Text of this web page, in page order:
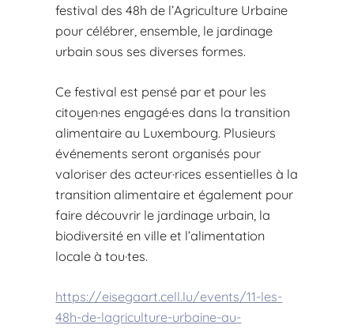
festival des 48h de l’Agriculture Urbaine
pour célébrer, ensemble, le jardinage
urbain sous ses diverses formes.
Ce festival est pensé par et pour les
citoyen·nes engagé·es dans la transition
alimentaire au Luxembourg. Plusieurs
événements seront organisés pour
valoriser des acteur·rices essentielles à la
transition alimentaire et également pour
faire découvrir le jardinage urbain, la
biodiversité en ville et l’alimentation
locale à tou·tes.
https://eisegaart.cell.lu/events/11-les-
48h-de-lagriculture-urbaine-au-